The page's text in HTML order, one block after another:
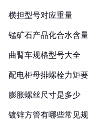
横担型号对应重量
锰矿石产品化合水含量
曲臂车规格型号大全
配电柜母排螺栓力矩
膨胀螺丝尺寸是多少
镀锌方管有哪些常见